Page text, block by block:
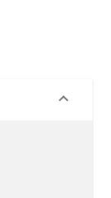
keyboard_arrow_down